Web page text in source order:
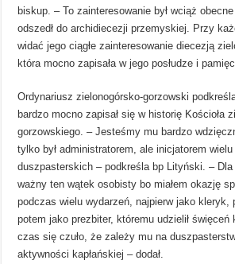
biskup. – To zainteresowanie był wciąż
odszedł do archidiecezji przemyskiej. Przy
widać jego ciągłe zainteresowanie diecezją
która mocno zapisała w jego posłudze i
Ordynariusz zielonogórsko-gorzowski
bardzo mocno zapisał się w historię Kościoła
gorzowskiego. – Jesteśmy mu bardzo
tylko był administratorem, ale inicjatorem wielu
duszpasterskich – podkreśla bp Lityński. –
ważny ten wątek osobisty bo miałem okazję
podczas wielu wydarzeń, najpierw jako kleryk,
potem jako prezbiter, któremu udzielił święceń
czas się czuło, że zależy mu na
aktywności kapłańskiej – dodał.